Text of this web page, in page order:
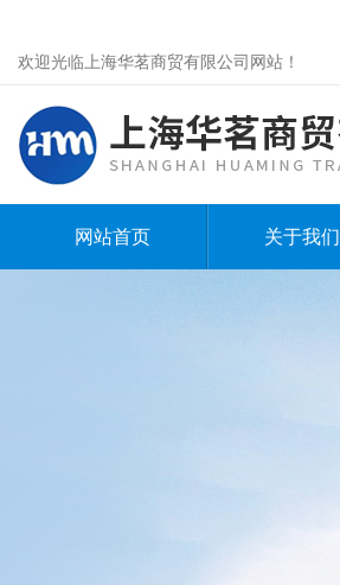
欢迎光临上海华茗商贸有限公司网站！
网站首页 关于我们